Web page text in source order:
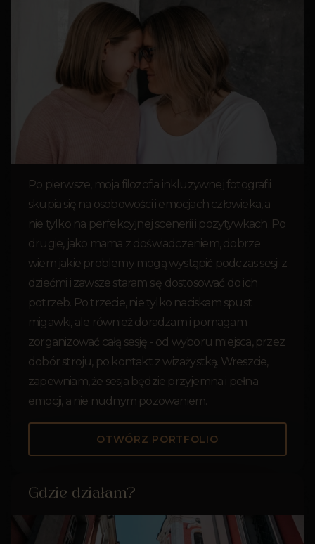
Po pierwsze, moja filozofia inkluzywnej fotografii
skupia się na osobowości i emocjach człowieka, a
nie tylko na perfekcyjnej scenerii i pozytywkach. Po
drugie, jako mama z doświadczeniem, dobrze
wiem jakie problemy mogą wystąpić podczas sesji z
dziećmi i zawsze staram się dostosować do ich
potrzeb. Po trzecie, nie tylko naciskam spust
migawki, ale również doradzam i pomagam
zorganizować całą sesję - od wyboru miejsca, przez
dobór stroju, po kontakt z wizażystką. Wreszcie,
zapewniam, że sesja będzie przyjemna i pełna
emocji, a nie nudnym pozowaniem.
OTWÓRZ PORTFOLIO
Gdzie działam?